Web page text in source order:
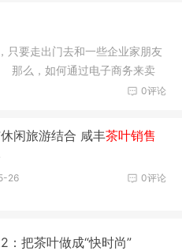
要走出门去和一些企业家朋友
么，如何通过电子商务来卖
0评论
闲旅游结合 咸丰茶叶销售
0评论
26
把茶叶做成“快时尚”